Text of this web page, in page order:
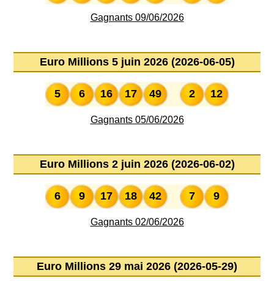
Gagnants 09/06/2026
Euro Millions 5 juin 2026 (2026-06-05)
5 6 16 17 49 2 12
Gagnants 05/06/2026
Euro Millions 2 juin 2026 (2026-06-02)
6 9 17 18 42 7 9
Gagnants 02/06/2026
Euro Millions 29 mai 2026 (2026-05-29)